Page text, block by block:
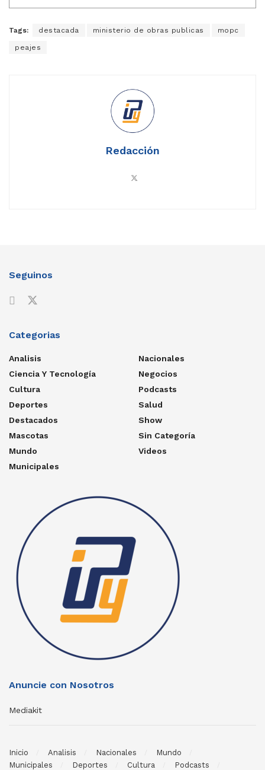
Tags: destacada ministerio de obras publicas mopc
peajes
Redacción
Seguinos
Categorias
Analisis
Ciencia Y Tecnología
Cultura
Deportes
Destacados
Mascotas
Mundo
Municipales
Nacionales
Negocios
Podcasts
Salud
Show
Sin Categoría
Videos
Anuncie con Nosotros
Mediakit
Inicio Analisis Nacionales
Mundo
Municipales
Deportes Cultura Podcasts